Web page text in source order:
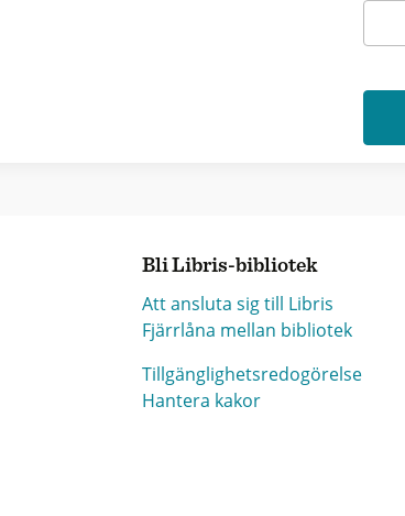
Bli Libris-bibliotek
Att ansluta sig till Libris
Fjärrlåna mellan bibliotek
Tillgänglighetsredogörelse
Hantera kakor